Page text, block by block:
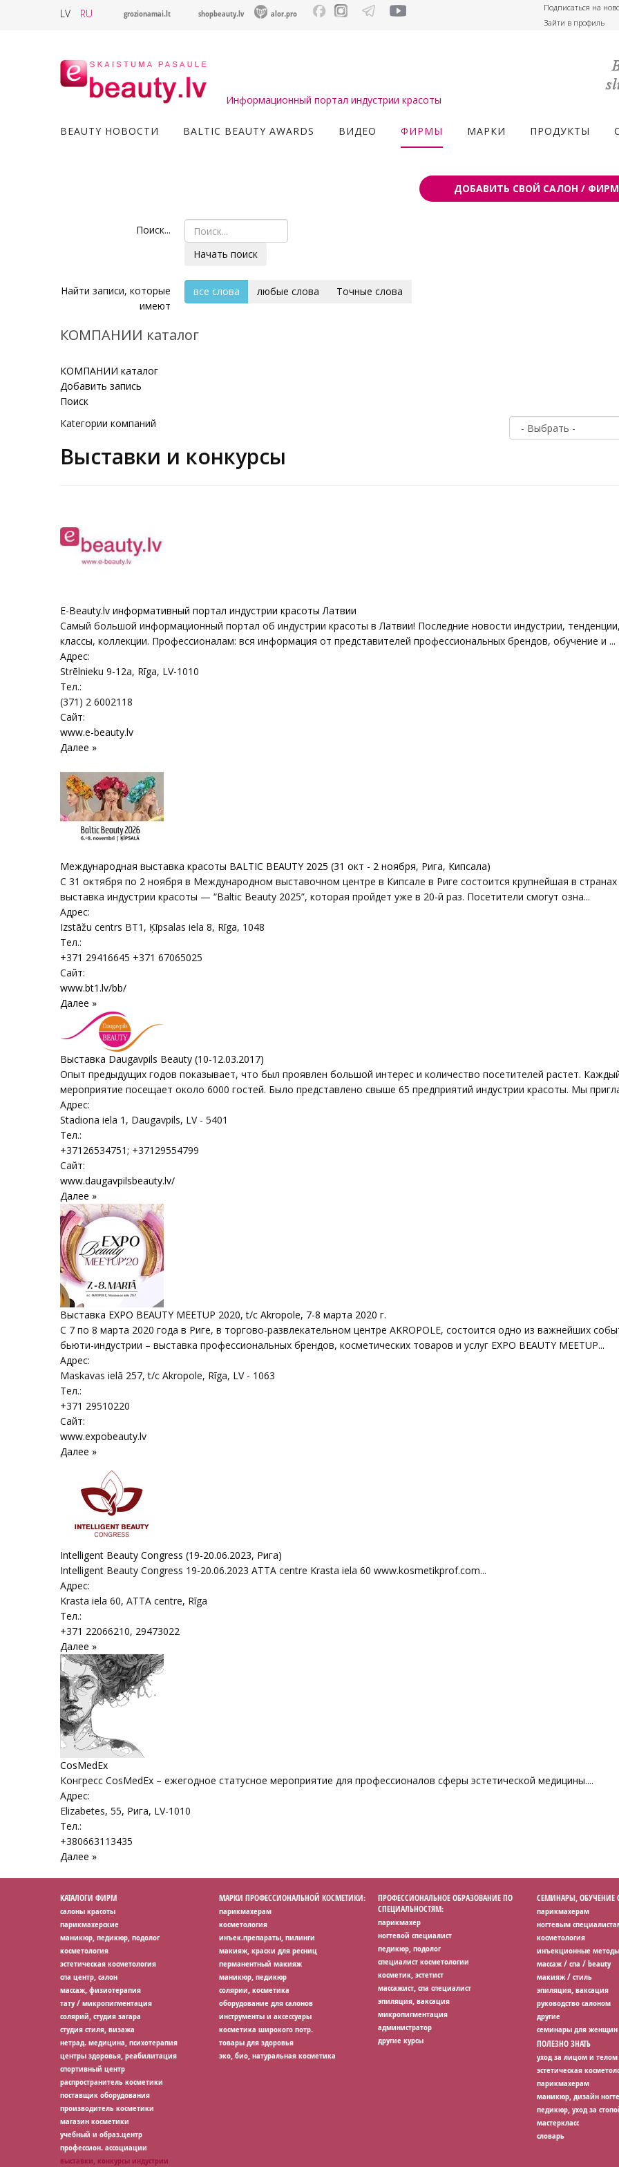
LV RU grozionamai.lt shopbeauty.lv alor.pro
Подписаться на
Зайти в профиль
Информационный портал индустрии красоты
BEAUTY НОВОСТИ BALTIC BEAUTY AWARDS ВИДЕО ФИРМЫ МАРКИ ПРОДУКТЫ
ДОБАВИТЬ СВОЙ САЛОН /
Поиск...
Начать поиск
Найти записи, которые
имеют
все слова любые слова Точные слова
КОМПАНИИ каталог
КОМПАНИИ каталог
Добавить запись
Поиск
Кatегории компаний
Выставки и конкурсы
E-Beauty.lv информативный портал индустрии красоты Латвии
Самый большой информационный портал об индустрии красоты в Латвии! Последние новости индустрии,
классы, коллекции. Профессионалам: вся информация от представителей профессиональных брендов, обучение и ...
Адрес:
Strēlnieku 9-12a, Rīga, LV-1010
Тел.:
(371) 2 6002118
Сайт:
www.e-beauty.lv
Далее »
Международная выставка красоты BALTIC BEAUTY 2025 (31 окт - 2 ноября, Рига, Кипсала)
С 31 октября по 2 ноября в Международном выставочном центре в Кипсале в Риге состоится крупнейшая в
выставка индустрии красоты — “Baltic Beauty 2025”, которая пройдет уже в 20-й раз. Посетители смогут озна...
Адрес:
Izstāžu centrs BT1, Ķīpsalas iela 8, Rīga, 1048
Тел.:
+371 29416645 +371 67065025
Сайт:
www.bt1.lv/bb/
Далее »
Выставка Daugavpils Beauty (10-12.03.2017)
Опыт предыдущих годов показывает, что был проявлен большой интерес и количество посетителей растет.
мероприятие посещает около 6000 гостей. Было представлено свыше 65 предприятий индустрии красоты. Мы
Адрес:
Stadiona iela 1 , Daugavpils, LV - 5401
Тел.:
+37126534751; +37129554799
Сайт:
www.daugavpilsbeauty.lv/
Далее »
Выставка EXPO BEAUTY MEETUP 2020, t/c Akropole, 7-8 марта 2020 г.
С 7 по 8 марта 2020 года в Риге, в торгово-развлекательном центре AKROPOLE, состоится одно из важнейших
бьюти-индустрии – выставка профессиональных брендов, косметических товаров и услуг EXPO BEAUTY MEETUP...
Адрес:
Maskavas ielā 257, t/c Akropole, Rīga, LV - 1063
Тел.:
+371 29510220
Сайт:
www.expobeauty.lv
Далее »
Intelligent Beauty Congress (19-20.06.2023, Рига)
Intelligent Beauty Congress 19-20.06.2023 ATTA centre Krasta iela 60 www.kosmetikprof.com...
Адрес:
Krasta iela 60, ATTA centre, Rīga
Тел.:
+371 22066210, 29473022
Далее »
CosMedEx
Конгресс CosMedEx – ежегодное статусное мероприятие для профессионалов сферы эстетической медицины....
Адрес:
Elizabetes, 55, Рига, LV-1010
Тел.:
+380663113435
Далее »
КАТАЛОГИ ФИРМ
салоны красоты
парикмахерские
маникюр, педикюр, подолог
косметология
эстетическая косметология
спа центр, салон
массаж, физиотерапия
тату / микропигментация
солярий, студия загара
студия стиля, визажа
нетрад. медицина, психотерапия
центры здоровья, реабилитация
спортивный центр
распространитель косметики
поставщик оборудования
производитель косметики
магазин косметики
учебный и образ.центр
профессион. ассоциации
выставки, конкурсы индустрии
МАРКИ ПРОФЕССИОНАЛЬНОЙ КОСМЕТИКИ:
парикмахерам
косметология
инъек.препараты, пилинги
макияж, краски для ресниц
перманентный макияж
маникюр, педикюр
солярии, косметика
оборудование для салонов
инструменты и аксессуары
косметика широкого потр.
товары для здоровья
эко, био, натуральная косметика
ПРОФЕССИОНАЛЬНОЕ ОБРАЗОВАНИЕ ПО
СПЕЦИАЛЬНОСТЯМ:
парикмахер
ногтевой специалист
педикюр, подолог
специалист косметологии
косметик, эстетист
массажист, спа специалист
эпиляция, ваксация
микропигментация
администратор
другие курсы
СЕМИНАРЫ, ОБУЧЕНИЕ
парикмахерам
ногтевым
косметология
инъекционные
массаж / спа / beauty
макияж / стиль
эпиляция, ваксация
руководство салоном
другие
семинары для женщин
ПОЛЕЗНО ЗНАТЬ
уход за лицом и телом
эстетическая
парикмахерам
маникюр, дизайн
педикюр, уход за
мастеркласс
словарь